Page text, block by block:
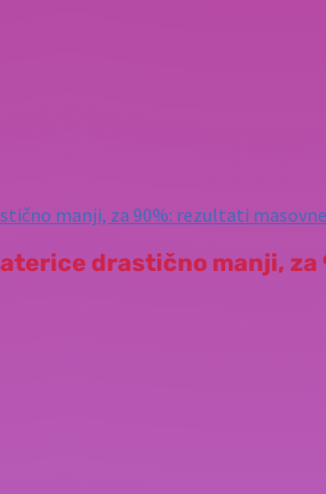
drastično manji,